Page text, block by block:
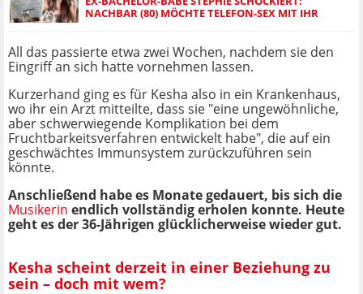
NACHBAR (80) MÖCHTE TELEFON-SEX MIT IHR
All das passierte etwa zwei Wochen, nachdem sie den
Eingriff an sich hatte vornehmen lassen.
Kurzerhand ging es für Kesha also in ein Krankenhaus,
wo ihr ein Arzt mitteilte, dass sie "eine ungewöhnliche,
aber schwerwiegende Komplikation bei dem
Fruchtbarkeitsverfahren entwickelt habe", die auf ein
geschwächtes Immunsystem zurückzuführen sein
könnte.
Anschließend habe es Monate gedauert, bis sich die
Musikerin endlich vollständig erholen konnte. Heute
geht es der 36-Jährigen glücklicherweise wieder gut.
Kesha scheint derzeit in einer Beziehung zu
sein – doch mit wem?